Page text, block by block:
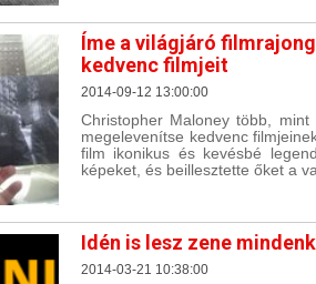
Íme a világjáró
kedvenc filmjeit
2014-09-12 13:00:00
Christopher Maloney több,
megelevenítse kedvenc
film ikonikus és kevésbé
képeket, és beillesztette őket a
Idén is lesz zene
2014-03-21 10:38:00